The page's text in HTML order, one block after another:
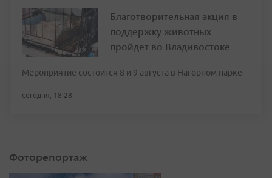
Благотворительная акция в
поддержку животных
пройдет во Владивостоке
Мероприятие состоится 8 и 9 августа в Нагорном парке
сегодня, 18:28
Фоторепортаж